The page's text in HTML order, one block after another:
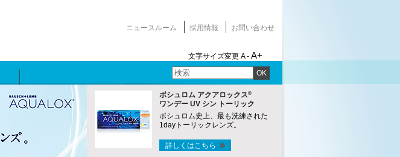
ニュースルーム 採用情報 お問い合わせ
文字サイズ変更 A - A+
OK
ボシュロム アクアロックス®
ワンデー UV シン トーリック
ボシュロム史上、最も洗練された
1dayトーリックレンズ。
詳しくはこちら